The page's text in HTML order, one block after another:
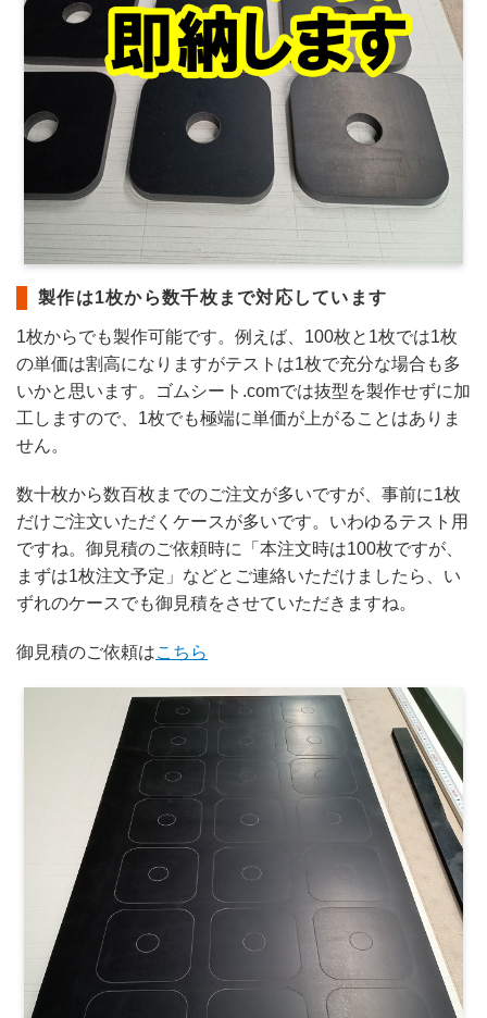
製作は1枚から数千枚まで対応しています
1枚からでも製作可能です。例えば、100枚と1枚では1枚
の単価は割高になりますがテストは1枚で充分な場合も多
いかと思います。ゴムシート.comでは抜型を製作せずに加
工しますので、1枚でも極端に単価が上がることはありま
せん。
数十枚から数百枚までのご注文が多いですが、事前に1枚
だけご注文いただくケースが多いです。いわゆるテスト用
ですね。御見積のご依頼時に「本注文時は100枚ですが、
まずは1枚注文予定」などとご連絡いただけましたら、い
ずれのケースでも御見積をさせていただきますね。
御見積のご依頼はこちら